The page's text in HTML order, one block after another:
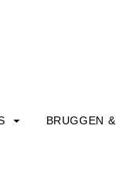
BRUGGEN